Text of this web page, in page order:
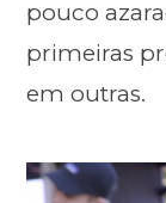
pouco
primeiras
em outras.